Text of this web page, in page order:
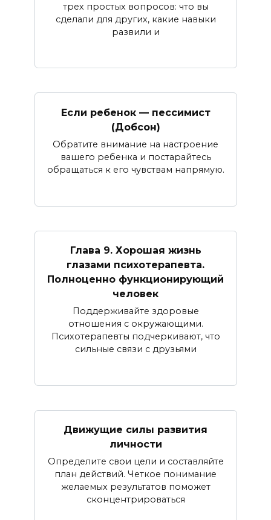
трех простых вопросов: что вы
сделали для других, какие навыки
развили и
Если ребенок — пессимист
(Добсон)
Обратите внимание на настроение
вашего ребенка и постарайтесь
обращаться к его чувствам напрямую.
Глава 9. Хорошая жизнь
глазами психотерапевта.
Полноценно функционирующий
человек
Поддерживайте здоровые
отношения с окружающими.
Психотерапевты подчеркивают, что
сильные связи с друзьями
Движущие силы развития
личности
Определите свои цели и составляйте
план действий. Четкое понимание
желаемых результатов поможет
сконцентрироваться